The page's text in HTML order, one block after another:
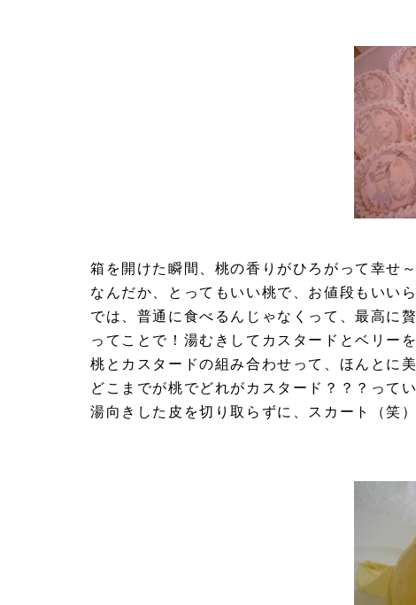
箱を開けた瞬間、桃の香りがひろがって幸せ～
なんだか、とってもいい桃で、お値段もいい
では、普通に食べるんじゃなくって、最高に
ってことで！湯むきしてカスタードとベリー
桃とカスタードの組み合わせって、ほんとに
どこまでが桃でどれがカスタード？？？って
湯向きした皮を切り取らずに、スカート（笑